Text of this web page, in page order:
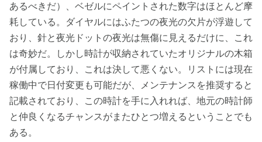
あるべきだ）、ベゼルにペイントされた数字はほとんど摩
耗している。ダイヤルにはふたつの夜光の欠片が浮遊して
おり、針と夜光ドットの夜光は無傷に見えるだけに、これ
は奇妙だ。しかし時計が収納されていたオリジナルの木箱
が付属しており、これは決して悪くない。リストには現在
稼働中で日付変更も可能だが、メンテナンスを推奨すると
記載されており、この時計を手に入れれば、地元の時計師
と仲良くなるチャンスがまたひとつ増えるということでも
ある。